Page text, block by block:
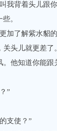
背着头儿跟
。
了解紫水貂的
头儿就更差
他知道你能跟
”
支使？”